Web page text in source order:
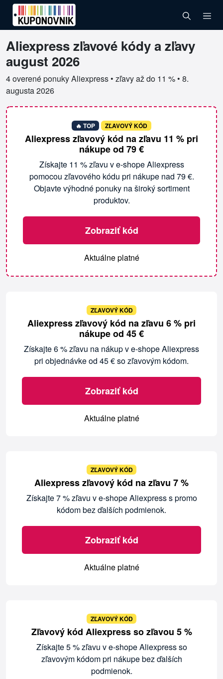
Aliexpress zľavové kódy a zľavy
august 2026
4 overené ponuky Aliexpress • zľavy až do 11 % • 8.
augusta 2026
Overené kupóny pre Aliexpress
🔥 TOP ZĽAVOVÝ KÓD
Aliexpress zľavový kód na zľavu 11 % pri
nákupe od 79 €
Získajte 11 % zľavu v e-shope Aliexpress
pomocou zľavového kódu pri nákupe nad 79 €.
Objavte výhodné ponuky na široký sortiment
produktov.
Zobraziť kód
Aktuálne platné
ZĽAVOVÝ KÓD
Aliexpress zľavový kód na zľavu 6 % pri
nákupe od 45 €
Získajte 6 % zľavu na nákup v e-shope Aliexpress
pri objednávke od 45 € so zľavovým kódom.
Zobraziť kód
Aktuálne platné
ZĽAVOVÝ KÓD
Aliexpress zľavový kód na zľavu 7 %
Získajte 7 % zľavu v e-shope Aliexpress s promo
kódom bez ďalších podmienok.
Zobraziť kód
Aktuálne platné
ZĽAVOVÝ KÓD
Zľavový kód Aliexpress so zľavou 5 %
Získajte 5 % zľavu v e-shope Aliexpress so
zľavovým kódom pri nákupe bez ďalších
podmienok.